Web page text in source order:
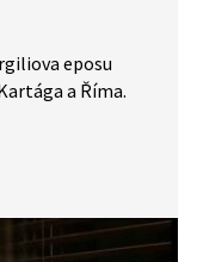
eposu
a Říma.